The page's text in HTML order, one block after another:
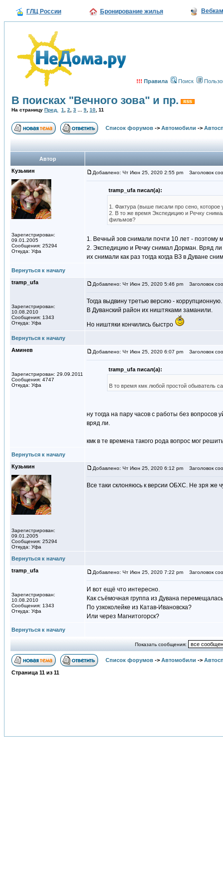
ГЛЦ России Бронирование жилья
!!! Правила Поиск
В поисках "Вечного зова" и пр.
На страницу Пред. 1 2 3 9 10 11
Список форумов -> Автомобили ->
Автор
Кузьмин
Зарегистрирован:
09.01.2005
Сообщения: 25294
Откуда: Уфа
Добавлено: Чт Июн 25, 2020 2:55 pm Заголовок
tramp_ufa писал(а):
1. Фактура (выше писали про сено, которое
2. В то же время Экспедицию и Речку
фильмов?
1. Вечный зов снимали почти 10 лет - поэтому
2. Экспедицию и Речку снимал Дорман. Вряд ли
их снимали как раз тогда когда ВЗ в Дуване
Вернуться к началу
tramp_ufa
Зарегистрирован:
10.08.2010
Сообщения: 1343
Откуда: Уфа
Добавлено: Чт Июн 25, 2020 5:46 pm Заголовок
Тогда выдвину третью версию - коррупционную.
В Дуванский район их ништяками заманили.
Но ништяки кончились быстро
Вернуться к началу
Аминев
Зарегистрирован: 29.09.2011
Сообщения: 4747
Откуда: Уфа
Добавлено: Чт Июн 25, 2020 6:07 pm Заголовок
tramp_ufa писал(а):
В то время кмк любой простой обыватель
ну тогда на пару часов с работы без вопросов
вряд ли.
кмк в те времена такого рода вопрос мог
Вернуться к началу
Кузьмин
Зарегистрирован:
09.01.2005
Сообщения: 25294
Откуда: Уфа
Добавлено: Чт Июн 25, 2020 6:12 pm Заголовок
Все таки склоняюсь к версии ОБХС. Не зря же
Вернуться к началу
tramp_ufa
Зарегистрирован:
10.08.2010
Сообщения: 1343
Откуда: Уфа
Добавлено: Чт Июн 25, 2020 7:22 pm Заголовок
И вот ещё что интересно.
Как съёмочная группа из Дувана
По узкоколейке из Катав-Ивановска?
Или через Магнитогорск?
Вернуться к началу
Показать сообщения:
Список форумов -> Автомобили ->
Страница 11 из 11